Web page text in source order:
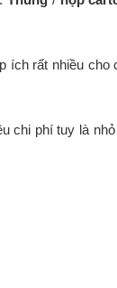
ích rất nhiều cho
chi phí tuy là